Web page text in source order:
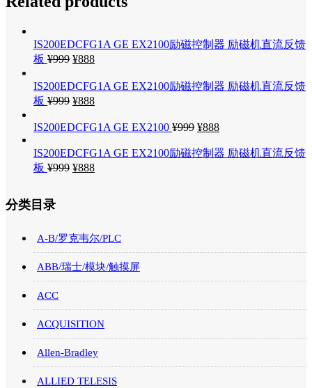
IS200EDCFG1A GE EX2100励磁控制器 励磁机直流反馈
板 ¥999 ¥888
IS200EDCFG1A GE EX2100励磁控制器 励磁机直流反馈
板 ¥999 ¥888
IS200EDCFG1A GE EX2100 ¥999 ¥888
IS200EDCFG1A GE EX2100励磁控制器 励磁机直流反馈
板 ¥999 ¥888
分类目录
A-B/罗克韦尔/PLC
ABB/瑞士/模块/触摸屏
ACC
ACQUISITION
Allen-Bradley
ALLIED TELESIS